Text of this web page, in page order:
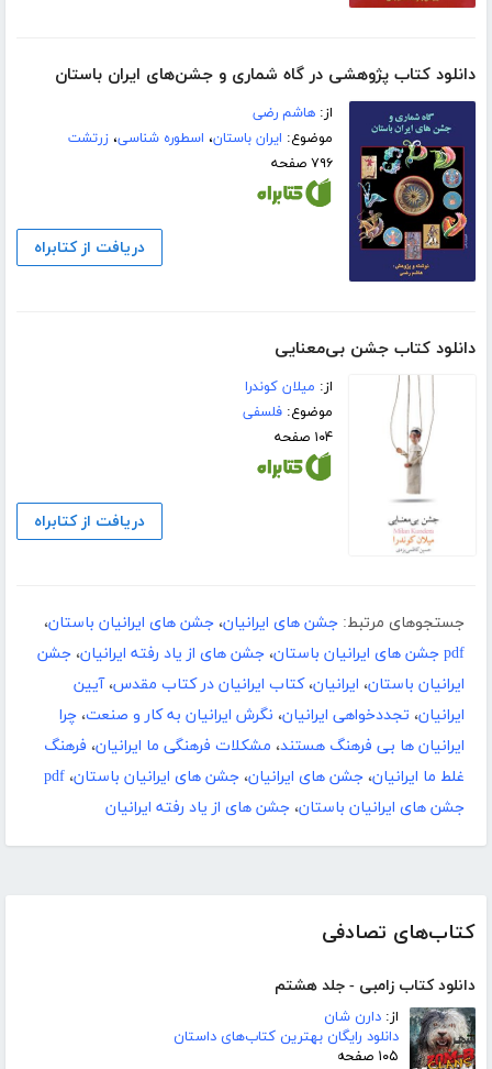
کتاب‌های تصادفی
دانلود کتاب زامبی - جلد هشتم
از: دارن شان
دانلود رایگان بهترین کتاب‌های داستان
۱۰۵ صفحه
دانلود کتاب پژوهشی در گاه شماری و جشن‌های ایران باستان
از:هاشم رضی
موضوع: ایران باستان، اسطوره شناسی،زرتشت
۷۹۶ صفحه
دریافت از کتابراه
دانلود کتاب جشن بی‌معنایی
از: میلان کوندرا
موضوع:فلسفی
۱۰۴ صفحه
دریافت از کتابراه
جستجوهای مرتبط: جشن های ایرانیان، جشن های ایرانیان باستان،
pdf جشن های ایرانیان باستان
، جشن های از یاد رفته ایرانیان، جشن
ایرانیان باستان، ایرانیان،کتاب ایرانیان در کتاب مقدس،آیین
ایرانیان، تجدد‌خواهی ایرانیان، نگرش ایرانیان به کار و صنعت، چرا
ایرانیان ها بی فرهنگ هستند، مشکلات فرهنگی ما ایرانیان، فرهنگ
غلط ما ایرانیان، جشن های ایرانیان، جشن های ایرانیان باستان، pdf
جشن های ایرانیان باستان، جشن های از یاد رفته ایرانیان